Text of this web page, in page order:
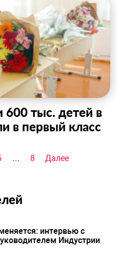
тыс. детей в
в первый класс
… 8 Далее
интервью с
Индустрии